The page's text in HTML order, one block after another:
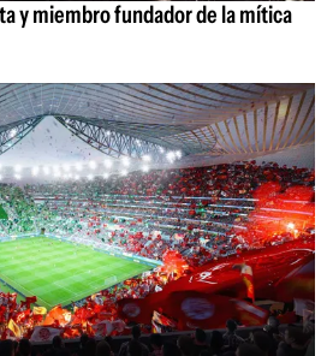
y miembro fundador de la mítica